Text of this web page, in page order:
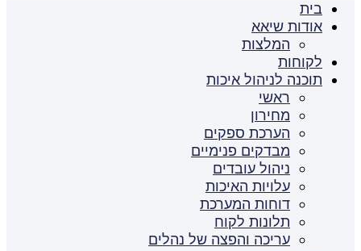
בית
אודות שיאא
המלצות
לקוחות
תוכנה לניהול איכות
ראשי
מחירון
הערכת ספקים
מבדקים פנימיים
ניהול עובדים
עלויות האיכות
דוחות המערכת
תלונות לקוח
עריכה והפצה של נהלים